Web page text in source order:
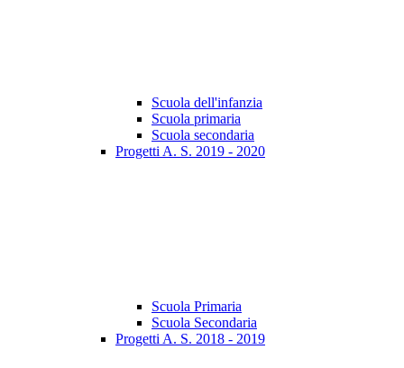
Scuola dell'infanzia
Scuola primaria
Scuola secondaria
Progetti A. S. 2019 - 2020
Scuola Primaria
Scuola Secondaria
Progetti A. S. 2018 - 2019